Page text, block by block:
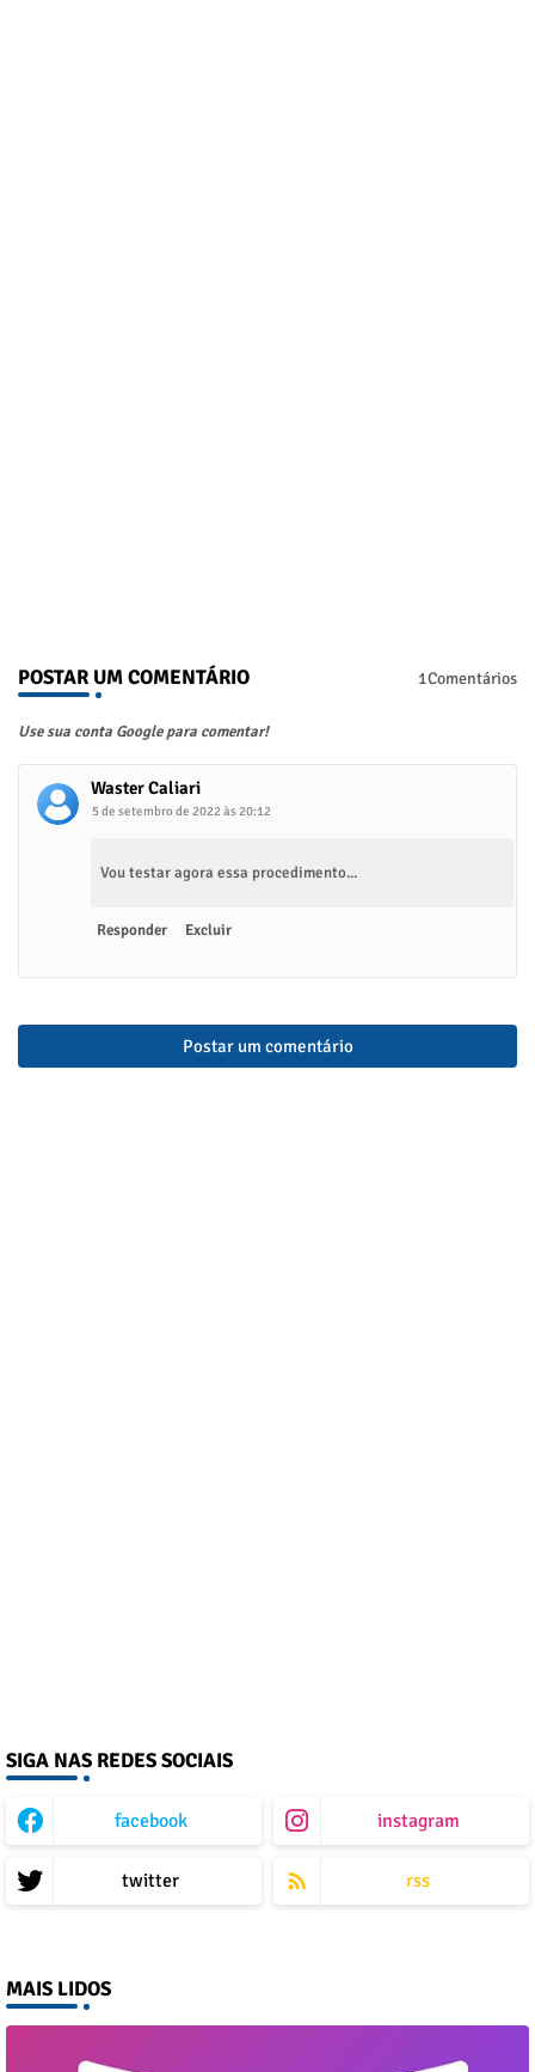
POSTAR UM COMENTÁRIO 1Comentários
Use sua conta Google para comentar!
Waster Caliari
5 de setembro de 2022 às 20:12
Vou testar agora essa procedimento...
Responder Excluir
Postar um comentário
SIGA NAS REDES SOCIAIS
facebook instagram
twitter rss
MAIS LIDOS